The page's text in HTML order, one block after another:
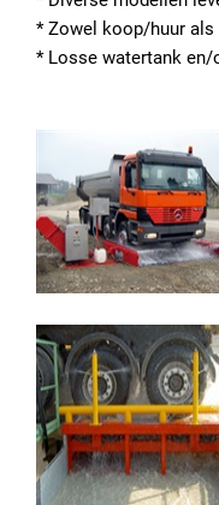
* Zowel koop/huur
* Losse watertank